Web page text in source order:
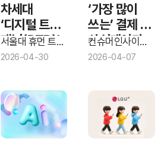
차세대
‘디지털 트윈
패널(DTP)’
공동
서울대 휴먼 트윈
인텔리전스
컨슈머인사이트
2026-04-30
‘가장 많이
쓰는’ 결제 앱,
삼성페이가
네이버페이
컨슈머인사이트
‘25년 하반기
간편결제 이용
2026-04-07